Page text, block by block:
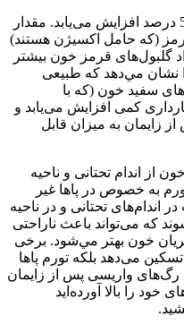
حجم خون در دوران بارداری تقریباً 50 درصد افزایش می‌یابد. مقدار
(که حامل اکسیژن هستند)
گلبول‌های قرمز خون بیشتر
نشان مي‌دهد که طبیعی
سفید خون (که با
کمی افزایش می‌یابد و
زایمان به میزان قابل
از اندام تحتانی و ناحیه
به خصوص در پاها غیر
تحتانی و در ناحیه
که می‌تواند باعث ناراحتی
خون بهتر مي‌شود. برخی
تسکین می‌دهد بلکه تورم پاها
واریسی پس از زایمان
را بالا آورده‌اید